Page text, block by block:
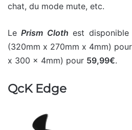
chat, du mode mute, etc.
LePrism Cloth est disponible
(320mm x 270mm x 4mm) pour
x 300 x 4mm) pour 59,99€.
QcK Edge